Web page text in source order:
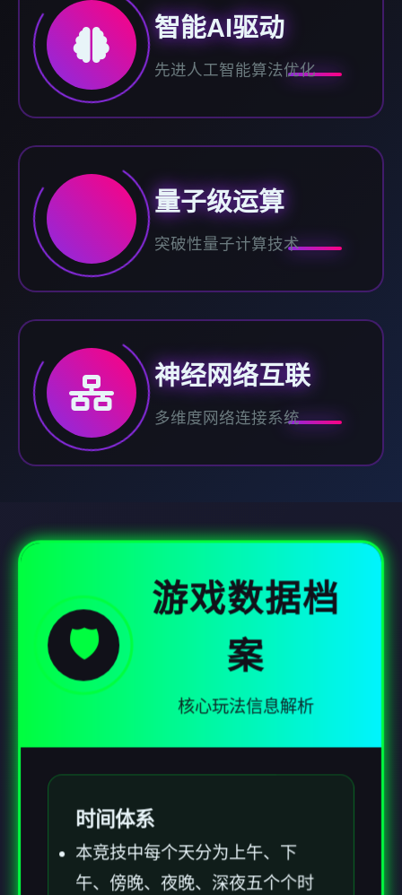
智能AI驱动
先进人工智能算法优化
量子级运算
突破性量子计算技术
神经网络互联
多维度网络连接系统
🛡️
游戏数据档
案
核心玩法信息解析
时间体系
本竞技中每个天分为上午、下
午、傍晚、夜晚、深夜五个个时